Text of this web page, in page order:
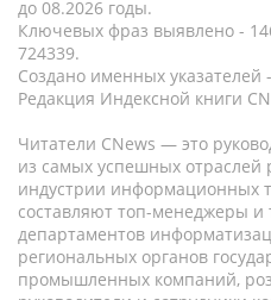
до 08.2026 годы.
Ключевых фраз выявлено -
724339.
Создано именных указателей
Редакция Индексной книги
Читатели CNews — это
из самых успешных отраслей
индустрии информационных
составляют топ-менеджеры и
департаментов
региональных органов
промышленных компаний,